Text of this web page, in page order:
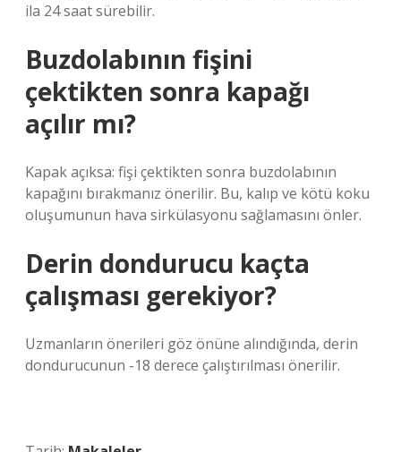
ila 24 saat sürebilir.
Buzdolabının fişini
çektikten sonra kapağı
açılır mı?
Kapak açıksa: fişi çektikten sonra buzdolabının
kapağını bırakmanız önerilir. Bu, kalıp ve kötü koku
oluşumunun hava sirkülasyonu sağlamasını önler.
Derin dondurucu kaçta
çalışması gerekiyor?
Uzmanların önerileri göz önüne alındığında, derin
dondurucunun -18 derece çalıştırılması önerilir.